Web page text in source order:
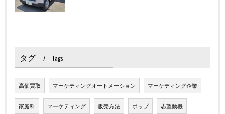
タグ Tags
高価買取 マーケティングオートメーション マーケティング企業
家庭科 マーケティング 販売方法 ポップ 志望動機